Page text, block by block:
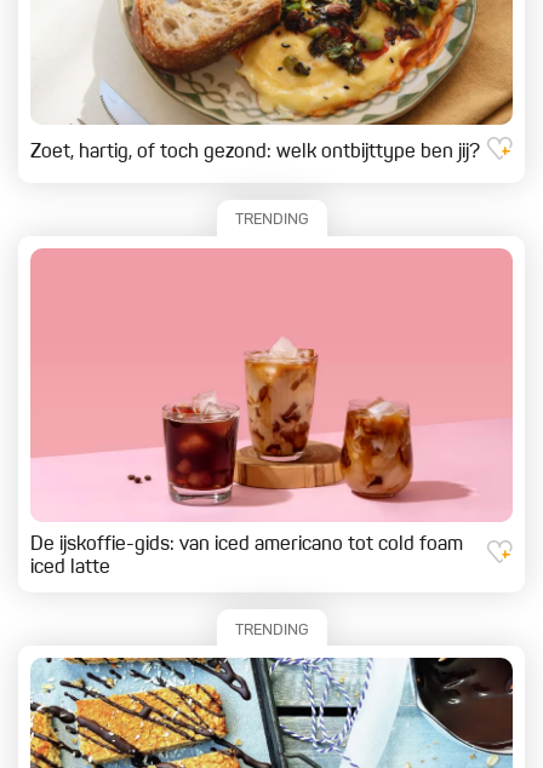
Zoet, hartig, of toch gezond: welk ontbijttype ben jij?
TRENDING
De ijskoffie-gids: van iced americano tot cold foam
iced latte
TRENDING